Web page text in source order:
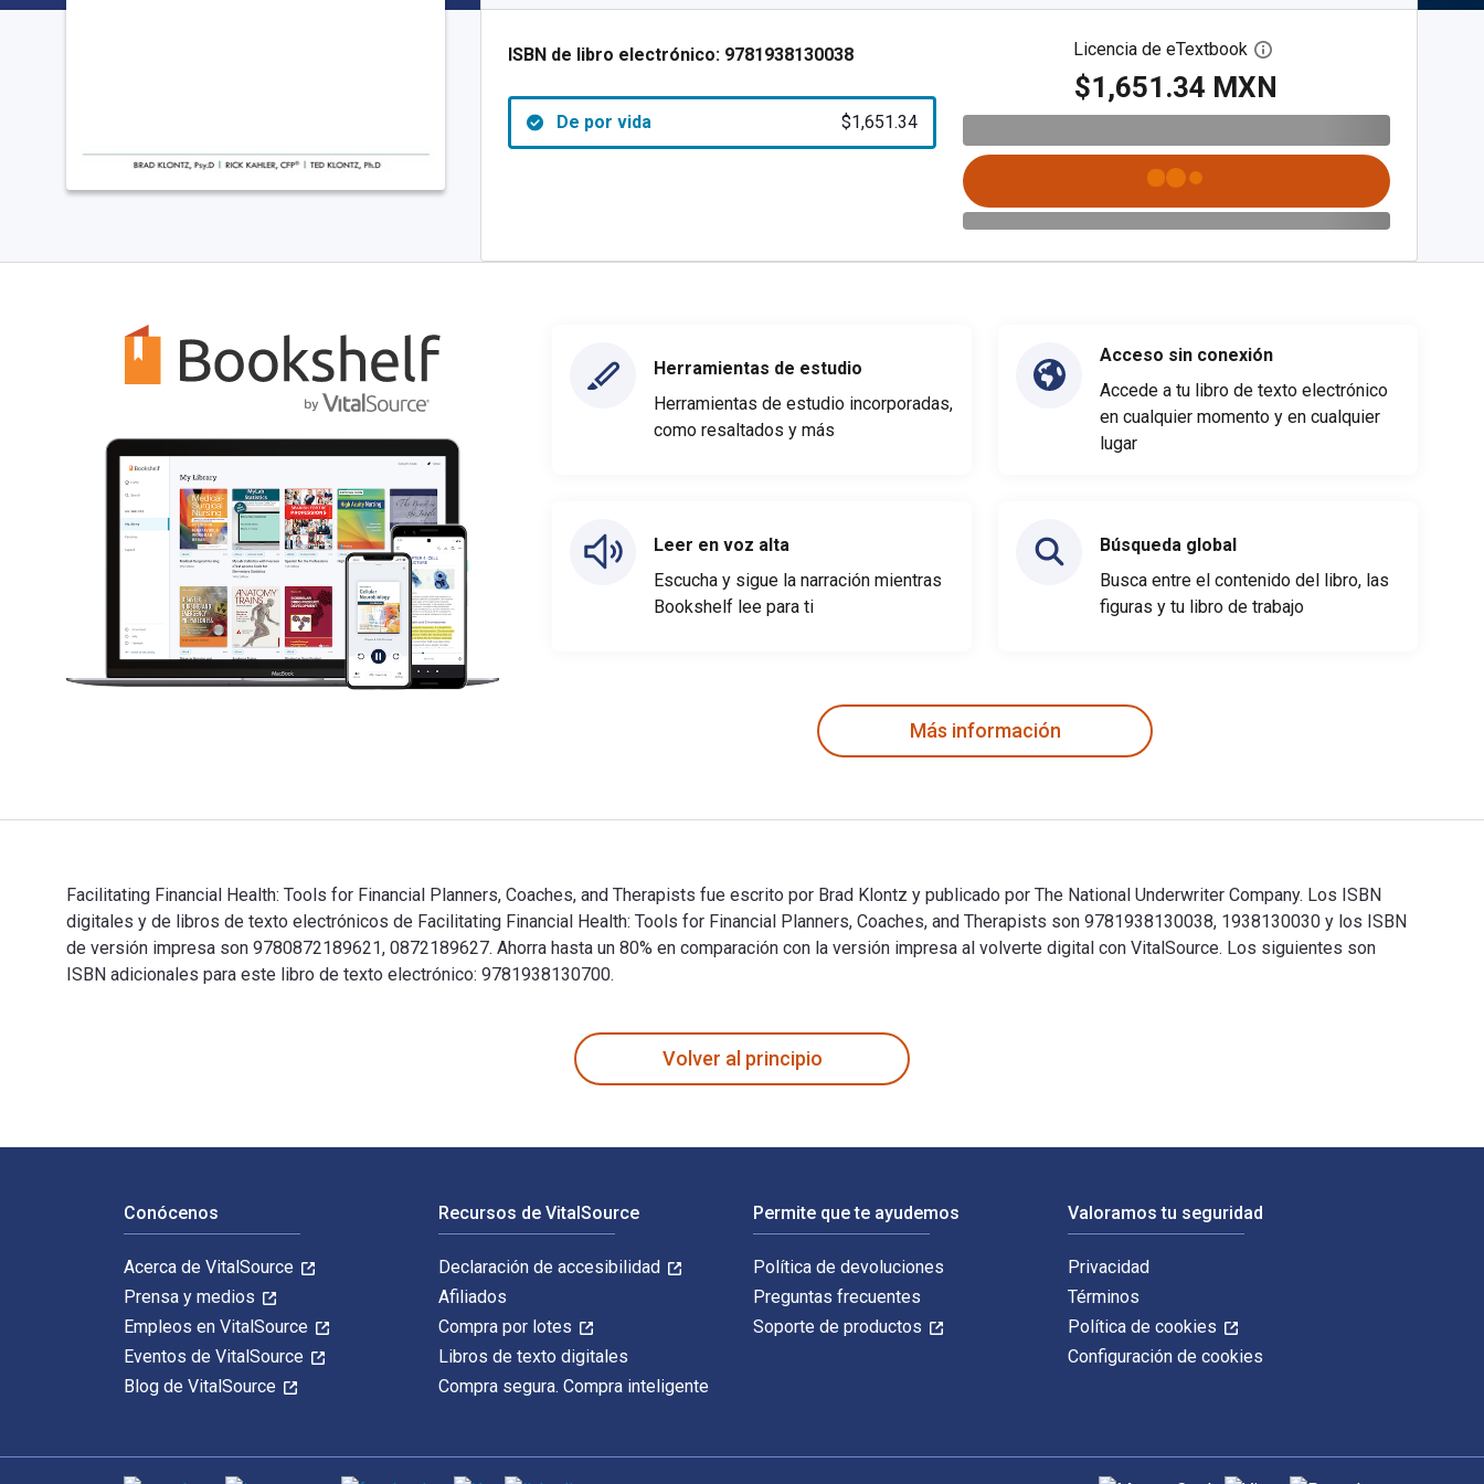
ISBN de libro electrónico: 9781938130038
De por vida $1,651.34
Licencia de eTextbook Abre el cuadro de diálogo
$1,651.34 MXN
Herramientas de estudio
Herramientas de estudio incorporadas,
como resaltados y más
Leer en voz alta
Escucha y sigue la narración mientras
Bookshelf lee para ti
Acceso sin conexión
Accede a tu libro de texto electrónico
en cualquier momento y en cualquier
lugar
Búsqueda global
Busca entre el contenido del libro, las
figuras y tu libro de trabajo
Más información
Facilitating Financial Health: Tools for Financial Planners, Coaches, and Therapists fue escrito por Brad Klontz y publicado por The National Underwriter Company. Los ISBN
digitales y de libros de texto electrónicos de Facilitating Financial Health: Tools for Financial Planners, Coaches, and Therapists son 9781938130038, 1938130030 y los ISBN
de versión impresa son 9780872189621, 0872189627. Ahorra hasta un 80% en comparación con la versión impresa al volverte digital con VitalSource. Los siguientes son
ISBN adicionales para este libro de texto electrónico: 9781938130700.
Volver al principio
Conócenos
Acerca de VitalSource
Prensa y medios
Empleos en VitalSource
Eventos de VitalSource
Blog de VitalSource
Recursos de VitalSource
Declaración de accesibilidad
Afiliados
Compra por lotes
Libros de texto digitales
Compra segura. Compra inteligente
Permite que te ayudemos
Política de devoluciones
Preguntas frecuentes
Soporte de productos
Valoramos tu seguridad
Privacidad
Términos
Política de cookies
Configuración de cookies